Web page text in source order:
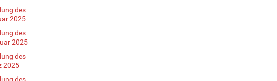
des
2025
des
2025
des
2025
des